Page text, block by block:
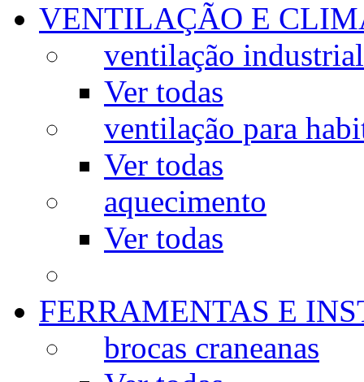
VENTILAÇÃO E
ventilação industrial
Ver todas
ventilação para
Ver todas
aquecimento
Ver todas
FERRAMENTAS E
brocas craneanas